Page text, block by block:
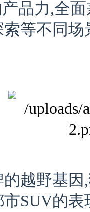
产品力,全
等不同
越野基
SUV的